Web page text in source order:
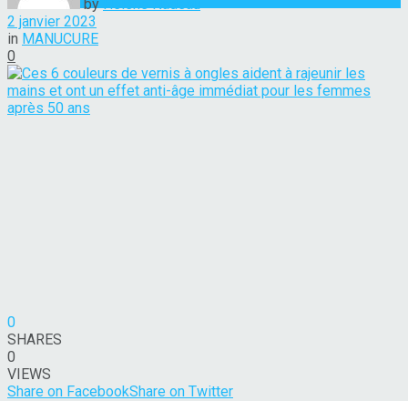
by Hélène Nadeau
2 janvier 2023
in MANUCURE
0
0
SHARES
0
VIEWS
Share on FacebookShare on Twitter